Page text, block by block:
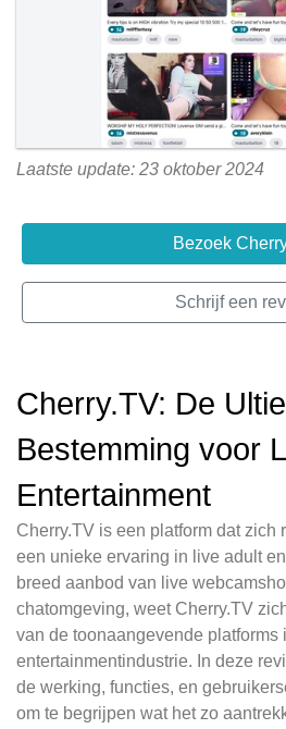
Laatste update: 23 oktober 2024
Bezoek
Schrijf een
Cherry.TV: De
Bestemming voor
Entertainment
Cherry.TV is een platform dat zich
een unieke ervaring in live adult
breed aanbod van live
chatomgeving, weet Cherry.TV
van de toonaangevende platforms
entertainmentindustrie. In deze
de werking, functies, en
om te begrijpen wat het zo